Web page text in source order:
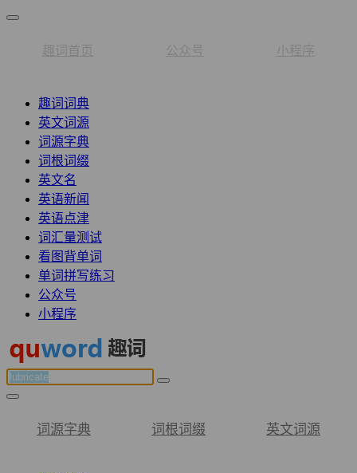
趣词首页 公众号 小程序
趣词词典
英文词源
词源字典
词根词缀
英文名
英语新闻
英语点津
词汇量测试
看图背单词
单词拼写练习
公众号
小程序
词源字典 词根词缀 英文词源